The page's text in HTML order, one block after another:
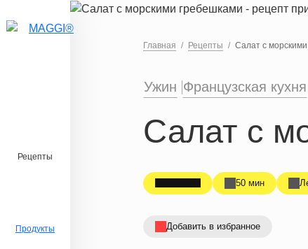
Перейти к основному содержанию
Рецепты
Продукты
Главная Рецепты Салат с
Ужин Французская кухня
Салат с
50 мин
Добавить в избранное